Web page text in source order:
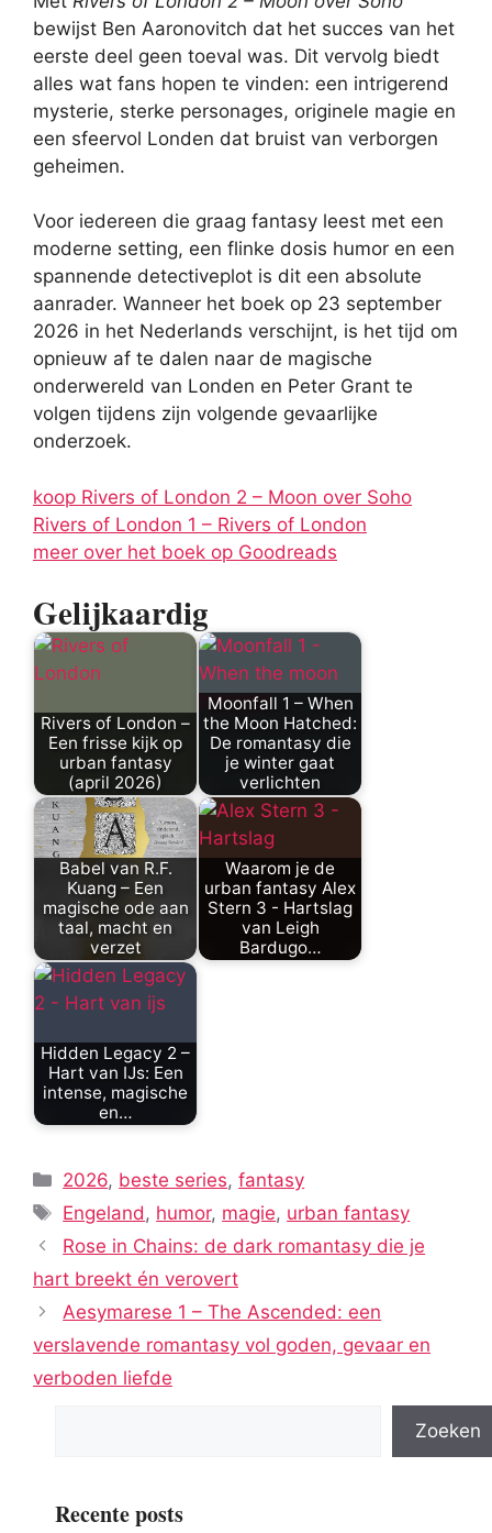
bewijst Ben Aaronovitch dat het succes van het
eerste deel geen toeval was. Dit vervolg biedt
alles wat fans hopen te vinden: een intrigerend
mysterie, sterke personages, originele magie en
een sfeervol Londen dat bruist van verborgen
geheimen.
Voor iedereen die graag fantasy leest met een
moderne setting, een flinke dosis humor en een
spannende detectiveplot is dit een absolute
aanrader. Wanneer het boek op 23 september
2026 in het Nederlands verschijnt, is het tijd om
opnieuw af te dalen naar de magische
onderwereld van Londen en Peter Grant te
volgen tijdens zijn volgende gevaarlijke
onderzoek.
koop Rivers of London 2 – Moon over Soho
Rivers of London 1 – Rivers of London
meer over het boek op Goodreads
Gelijkaardig
Rivers of London –
Een frisse kijk op
urban fantasy
(april 2026)
Moonfall 1 – When
the Moon Hatched:
De romantasy die
je winter gaat
verlichten
Babel van R.F.
Kuang – Een
magische ode aan
taal, macht en
verzet
Waarom je de
urban fantasy Alex
Stern 3 - Hartslag
van Leigh
Bardugo…
Hidden Legacy 2 –
Hart van IJs: Een
intense, magische
en…
Categorieën
2026, beste series,fantasy
Tags
Engeland, humor, magie, urban fantasy
Rose in Chains: de dark romantasy die je
hart breekt én verovert
Aesymarese 1 – The Ascended: een
verslavende romantasy vol goden, gevaar en
verboden liefde
Zoeken
Recente posts